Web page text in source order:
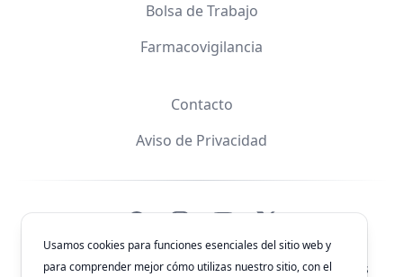
Bolsa de Trabajo
Farmacovigilancia
Contacto
Aviso de Privacidad
FacebookInstagramYouTube
X
© 2026Laboratorios Química Son's. Todos los derechos
Usamos cookies para funciones esenciales del sitio web y
para comprender mejor cómo utilizas nuestro sitio, con el